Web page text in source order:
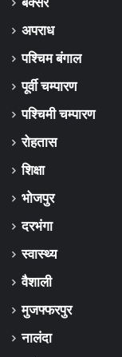
अपराध
पश्चिम बंगाल
पूर्वी चम्पारण
पश्चिमी चम्पारण
रोहतास
शिक्षा
भोजपुर
दरभंगा
स्वास्थ्य
वैशाली
मुजफ्फरपुर
नालंदा